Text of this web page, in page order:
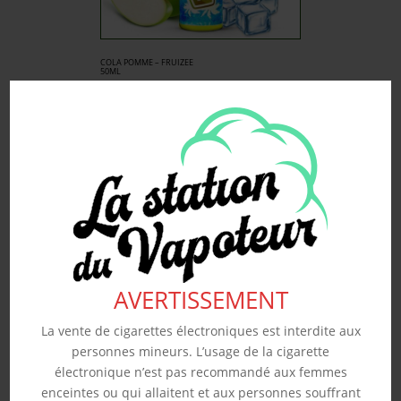
AVERTISSEMENT
La vente de cigarettes électroniques est interdite aux
personnes mineurs. L’usage de la cigarette
électronique n’est pas recommandé aux femmes
enceintes ou qui allaitent et aux personnes souffrant
COLA POMME – FRUIZEE
50ML
Souhaits
Voir produit